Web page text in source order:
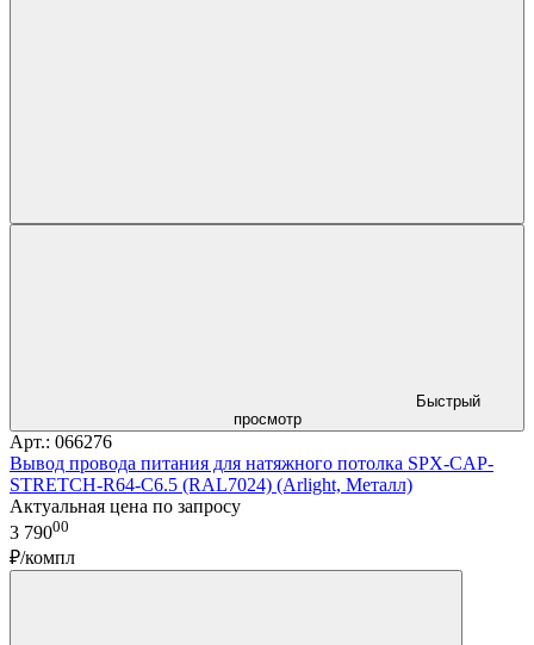
Быстрый
просмотр
Арт.: 066276
Вывод провода питания для натяжного потолка SPX-CAP-
STRETCH-R64-C6.5 (RAL7024) (Arlight, Металл)
Актуальная цена по запросу
3 79000
₽/компл